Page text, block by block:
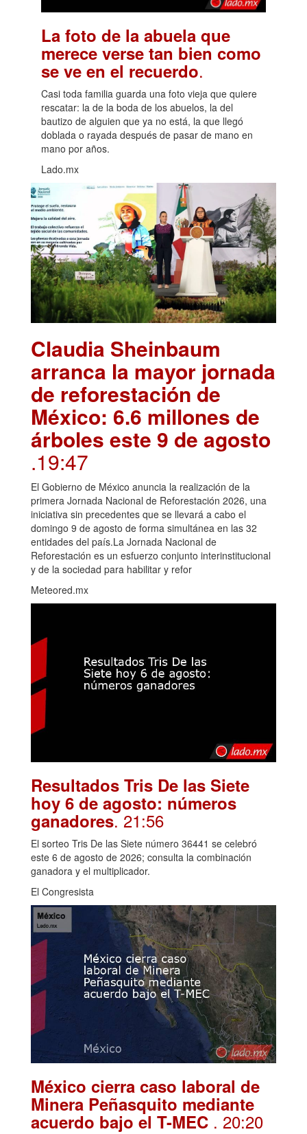
La foto de la abuela que
merece verse tan bien como
se ve en el recuerdo.
Casi toda familia guarda una foto vieja que quiere
rescatar: la de la boda de los abuelos, la del
bautizo de alguien que ya no está, la que llegó
doblada o rayada después de pasar de mano en
mano por años.
Lado.mx
Claudia Sheinbaum
arranca la mayor jornada
de reforestación de
México: 6.6 millones de
árboles este 9 de agosto
.19:47
El Gobierno de México anuncia la realización de la
primera Jornada Nacional de Reforestación 2026, una
iniciativa sin precedentes que se llevará a cabo el
domingo 9 de agosto de forma simultánea en las 32
entidades del país.La Jornada Nacional de
Reforestación es un esfuerzo conjunto interinstitucional
y de la sociedad para habilitar y refor
Meteored.mx
Resultados Tris De las Siete
hoy 6 de agosto: números
ganadores. 21:56
El sorteo Tris De las Siete número 36441 se celebró
este 6 de agosto de 2026; consulta la combinación
ganadora y el multiplicador.
El Congresista
México cierra caso laboral de
Minera Peñasquito mediante
acuerdo bajo el T-MEC . 20:20